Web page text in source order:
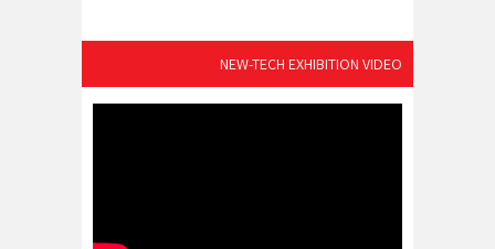
NEW-TECH EXHIBITION VIDEO